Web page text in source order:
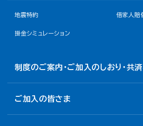
地震特約 借家人賠
掛金シミュレーション
制度のご案内・ご加入のしおり・共
ご加入の皆さま